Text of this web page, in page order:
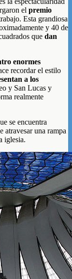
el premio
Esta grandiosa
y 40 de
que dan
enormes
recordar el estilo
a los
y San Lucas y
realmente
se encuentra
atravesar una rampa
iglesia.